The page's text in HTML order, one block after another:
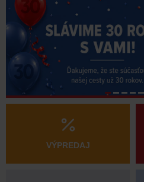
VÝPREDAJ